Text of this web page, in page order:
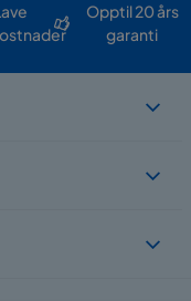
Opptil 20 års
garanti